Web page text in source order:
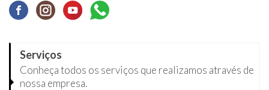
Serviços
Conheça todos os serviços que realizamos através de
nossa empresa.